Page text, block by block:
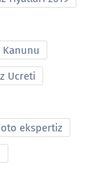
Kanunu
Ucreti
ekspertiz